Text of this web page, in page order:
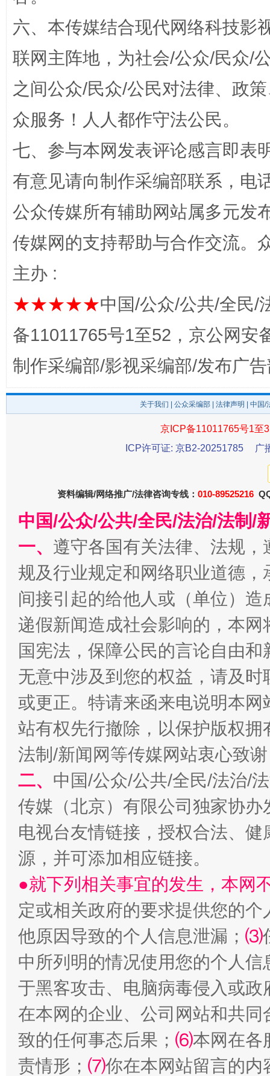
扯下公款旅游的“隐身衣” 如何以
“蜀中异人”王建安的艺术幻境
完善运行机制助力责任有效落实 一纸欠
东山县通报“牛蛙产品抗生素超标问题” 法
千年窑火 生生不息 一
受贿1.44亿！段成刚被判无期 从幼
六、本传媒结合现代网络科技影
联网主阵地，为社会/公众/民众/
之间公众/民众/公民对法律、政
众服务！人人都作守法公民。
七、参与本网发表评论感言即表
有意见请向制作采编部联系，电
公众传媒所有辅助网站属多元发
传媒网的支持帮助与合作交流。
主办 :
★★★★★中国/公众/公共/全民/
备11011765号1至52，京公网安
制作采编部/影视采编部/发布广
关于我们 公众采编部 法律声明 | 中国
京ICP备11011765号1至
ICP许可证: 京B2-20251785
广
资料编辑/网络推广/法律咨询专线： 010-89525216
中国/公众/公共/全民/法治/法制/
一、 遵守各国有关法律、法规
规及行业规定和网络职业道德
间接引起的给他人或（单位）
递假新闻造成社会影响的，本
国宪法，保障公民的言论自由
无意中涉及到您的权益，请及
或更正。特请来函来电说明本
站有权先行撤除，以保护版权
法制/新闻网等传媒网站衷心致
二、 中国/公众/公共/全民/法治/
传媒（北京）有限公司独家协
电视台友情链接，授权合法、
源，并可添加相应链接。
●就下列相关事宜的发生，本网
定或相关政府的要求提供您的个
他原因导致的个人信息泄漏； ⑶
中所列明的情况使用您的个人
于黑客攻击、电脑病毒侵入或
在本网的企业、公司网站和共
致的任何事态后果； ⑹本网在各
责情形； ⑺你在本网站留言的内